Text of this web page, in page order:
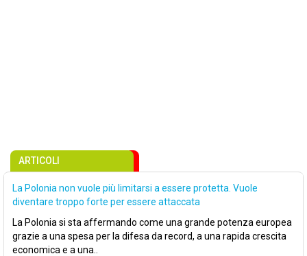
ARTICOLI
La Polonia non vuole più limitarsi a essere protetta. Vuole
diventare troppo forte per essere attaccata
La Polonia si sta affermando come una grande potenza europea
grazie a una spesa per la difesa da record, a una rapida crescita
economica e a una..